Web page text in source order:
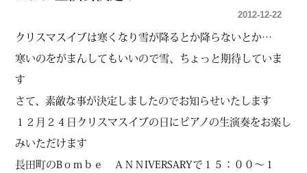
2012-12-22
クリスマスイブは寒くなり雪が降るとか降らないとか…
寒いのをがまんしてもいいので雪、ちょっと期待していま
す
さて、素敵な事が決定しましたのでお知らせいたします
１２月２４日クリスマスイブの日にピアノの生演奏をお楽し
みいただけます
長田町のBｏｍｂｅ ＡＮＮIVERSARYで１５：００～１